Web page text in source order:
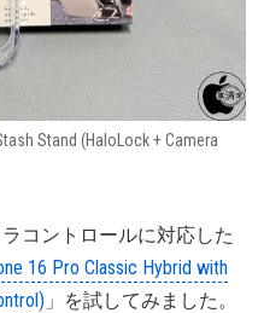
Stand (HaloLock + Camera
コントロールに対応した
16 Pro Classic Hybrid with
」を試してみました。